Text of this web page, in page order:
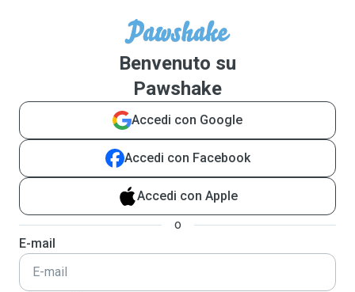
Benvenuto su
Pawshake
Accedi con Google
Accedi con Facebook
Accedi con Apple
o
E-mail